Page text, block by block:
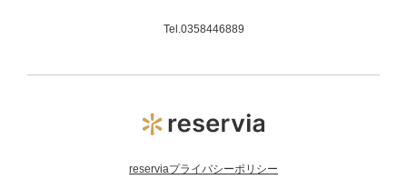
Tel.0358446889
reserviaプライバシーポリシー